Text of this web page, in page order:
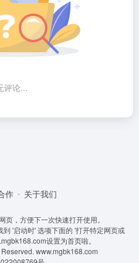
评论...
作 关于我们
，方便下一次快速打开使用。
'启动时' 选项下面的 '打开特定网页或
设置为首页啦。
www.mgbk168.com